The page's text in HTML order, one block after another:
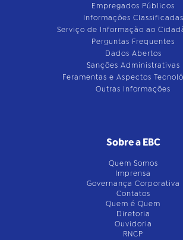
Empregados Públicos
Informações Classificadas
Serviço de Informação ao
Perguntas Frequentes
Dados Abertos
Sanções Administrativas
Feramentas e Aspectos
Outras Informações
Sobre a EBC
Quem Somos
Imprensa
Governança Corporativa
Contatos
Quem é Quem
Diretoria
Ouvidoria
RNCP